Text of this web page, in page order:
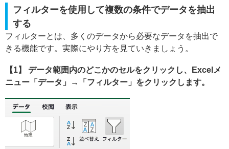
フィルターを使用して複数の条件でデータを抽出
する
フィルターとは、多くのデータから必要なデータを抽出で
きる機能です。実際にやり方を見ていきましょう。
【1】 データ範囲内のどこかのセルをクリックし、Excelメ
ニュー「データ」→「フィルター」をクリックします。